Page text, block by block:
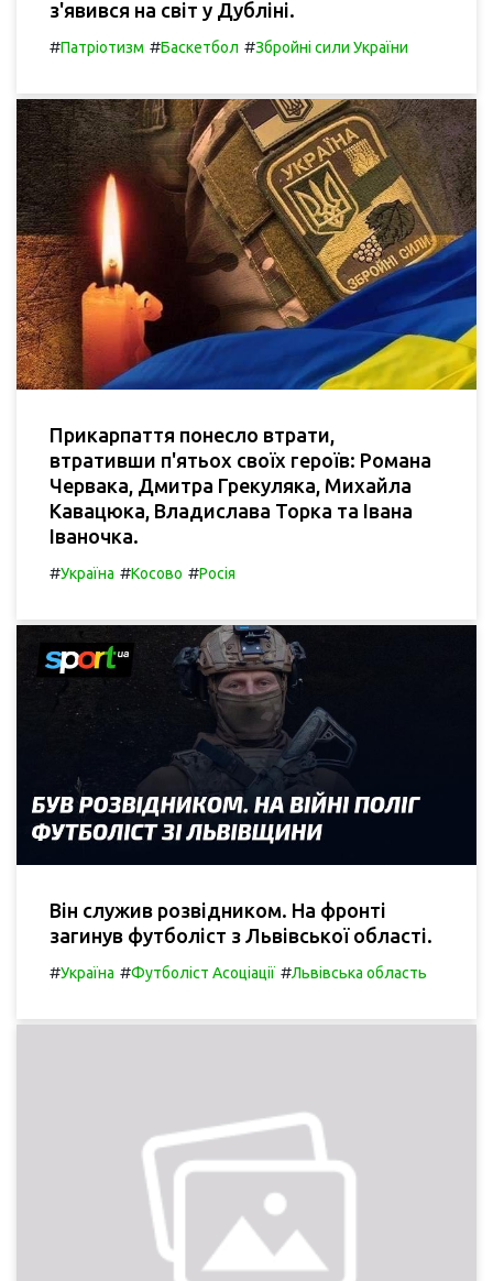
з'явився на світ у Дубліні.
#Патріотизм #Баскетбол #Збройні сили України
Прикарпаття понесло втрати,
втративши п'ятьох своїх героїв: Романа
Червака, Дмитра Грекуляка, Михайла
Кавацюка, Владислава Торка та Івана
Іваночка.
#Україна #Косово #Росія
Він служив розвідником. На фронті
загинув футболіст з Львівської області.
#Україна #Футболіст Асоціації #Львівська область